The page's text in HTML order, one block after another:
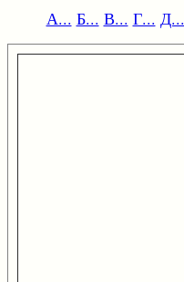
А... Б... В... Г... Д...